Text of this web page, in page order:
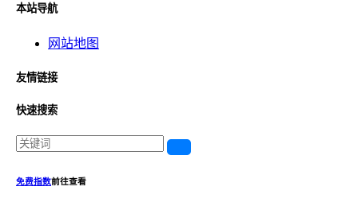
本站导航
网站地图
友情链接
快速搜索
免费指数前往查看